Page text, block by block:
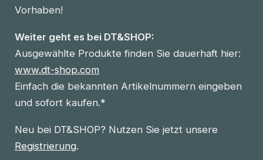
Vorhaben!
Weiter geht es bei DT&SHOP:
Ausgewählte Produkte finden Sie dauerhaft hier:
www.dt-shop.com
Einfach die bekannten Artikelnummern eingeben
und sofort kaufen.*
Neu bei DT&SHOP? Nutzen Sie jetzt unsere
Registrierung.